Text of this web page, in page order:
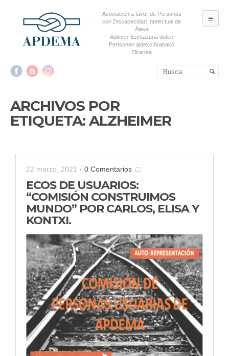
Asociación a favor de Personas
con Discapacidad Intelectual de
Álava
Adimen-Ezintasuna duten
Pertsonen aldeko Arabako
Elkartea
secundario
ARCHIVOS POR
ETIQUETA: ALZHEIMER
22 marzo, 2021 / 0 Comentarios
ECOS DE USUARIOS:
“COMISIÓN CONSTRUIMOS
MUNDO” POR CARLOS, ELISA Y
KONTXI.